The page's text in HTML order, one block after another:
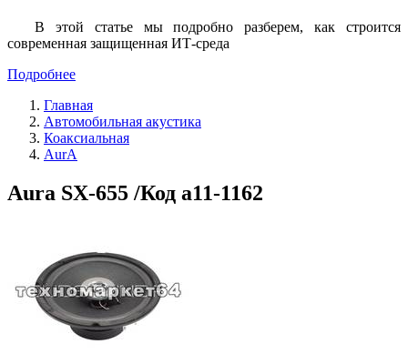
В этой статье мы подробно разберем, как строится
современная защищенная ИТ-среда
Подробнее
Главная
Автомобильная акустика
Коаксиальная
AurA
Aura SX-655 /Код a11-1162